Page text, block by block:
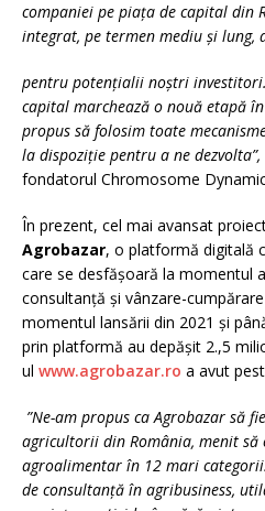
companiei pe piața de capital din
integrat, pe termen mediu și lung,
pentru potențialii noștri
capital marchează o nouă etapă
propus să folosim toate
la dispoziție pentru a ne dezvolta”,
fondatorul Chromosome
În prezent, cel mai avansat
Agrobazar, o platformă digitală
care se desfășoară la momentul
consultanţă și vânzare-
momentul lansării din 2021 și
prin platformă au depășit 2.,5
ul www.agrobazar.ro a avut
”Ne-am propus ca Agrobazar să
agricultorii din România, menit
agroalimentar în 12 mari
de consultanţă în agribusiness,